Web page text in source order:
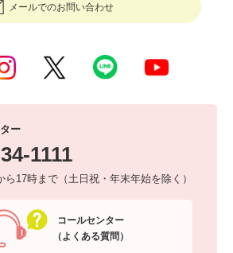
メールでのお問い合わせ
ー
1111
ら17時まで（土日祝・年末年始を除く）
コールセンター
（よくある質問）